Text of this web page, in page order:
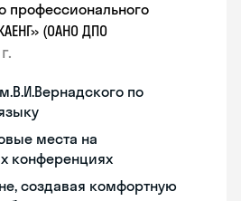
профессионального
(ОАНО ДПО
по
места на
конференциях
создавая комфортную